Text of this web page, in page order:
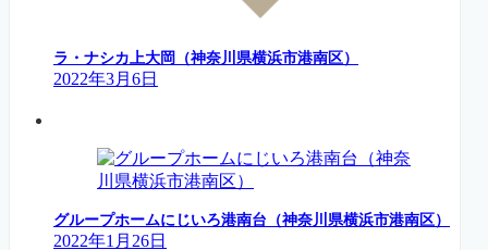
ラ・ナシカ上大岡（神奈川県横浜市港南区）
2022年3月6日
グループホームにじいろ港南台（神奈川県横浜市港南区）
2022年1月26日